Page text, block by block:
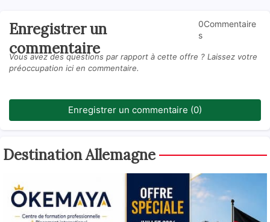
Enregistrer un
commentaire
0Commentaire
s
Vous avez des questions par rapport à cette offre ? Laissez votre
préoccupation ici en commentaire.
Enregistrer un commentaire (0)
Destination Allemagne